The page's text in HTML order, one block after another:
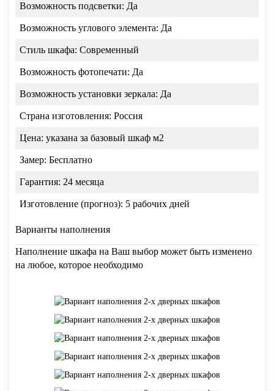
Возможность подсветки: Да
Возможность углового элемента: Да
Стиль шкафа: Современный
Возможность фотопечати: Да
Возможность установки зеркала: Да
Страна изготовления: Россия
Цена: указана за базовый шкаф м2
Замер: Бесплатно
Гарантия: 24 месяца
Изготовление (прогноз): 5 рабочих дней
Варианты наполнения
Наполнение шкафа на Ваш выбор может быть изменено
на любое, которое необходимо